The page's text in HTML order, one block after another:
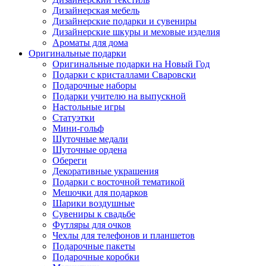
Дизайнерская мебель
Дизайнерские подарки и сувениры
Дизайнерские шкуры и меховые изделия
Ароматы для дома
Оригинальные подарки
Оригинальные подарки на Новый Год
Подарки с кристаллами Сваровски
Подарочные наборы
Подарки учителю на выпускной
Настольные игры
Статуэтки
Мини-гольф
Шуточные медали
Шуточные ордена
Обереги
Декоративные украшения
Подарки с восточной тематикой
Мешочки для подарков
Шарики воздушные
Сувениры к свадьбе
Футляры для очков
Чехлы для телефонов и планшетов
Подарочные пакеты
Подарочные коробки